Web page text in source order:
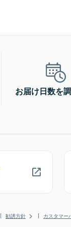
お届け日数を
勧誘方針 カスタマー